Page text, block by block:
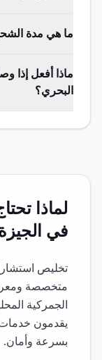
ما هي مدة
ماذا أفعل إذا
البحري؟
لماذا
في
تخليص
متخصصة
الجمركية
يقدمون
بسرعة وأمان.